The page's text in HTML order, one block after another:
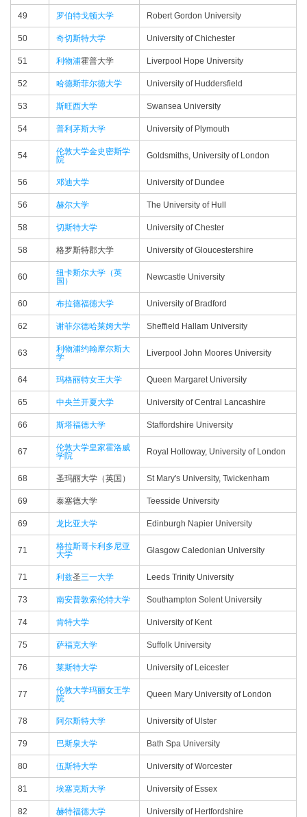
49 罗伯特戈顿大学 Robert Gordon University
50 奇切斯特大学 University of Chichester
51 利物浦霍普大学 Liverpool Hope University
52 哈德斯菲尔德大学 University of Huddersfield
53 斯旺西大学 Swansea University
54 普利茅斯大学 University of Plymouth
54
伦敦大学金史密斯学
院
Goldsmiths, University of London
56 邓迪大学 University of Dundee
56 赫尔大学 The University of Hull
58 切斯特大学 University of Chester
58 格罗斯特郡大学 University of Gloucestershire
60
纽卡斯尔大学（英
国）
Newcastle University
60 布拉德福德大学 University of Bradford
62 谢菲尔德哈莱姆大学 Sheffield Hallam University
63
利物浦约翰摩尔斯大
学
Liverpool John Moores University
64 玛格丽特女王大学 Queen Margaret University
65 中央兰开夏大学 University of Central Lancashire
66 斯塔福德大学 Staffordshire University
67
伦敦大学皇家霍洛威
学院
Royal Holloway, University of London
68 圣玛丽大学（英国） St Mary's University, Twickenham
69 泰塞德大学 Teesside University
69 龙比亚大学 Edinburgh Napier University
71
格拉斯哥卡利多尼亚
大学
Glasgow Caledonian University
71 利兹圣三一大学 Leeds Trinity University
73 南安普敦索伦特大学 Southampton Solent University
74 肯特大学 University of Kent
75 萨福克大学 Suffolk University
76 莱斯特大学 University of Leicester
77
伦敦大学玛丽女王学
院
Queen Mary University of London
78 阿尔斯特大学 University of Ulster
79 巴斯泉大学 Bath Spa University
80 伍斯特大学 University of Worcester
81 埃塞克斯大学 University of Essex
82 赫特福德大学 University of Hertfordshire